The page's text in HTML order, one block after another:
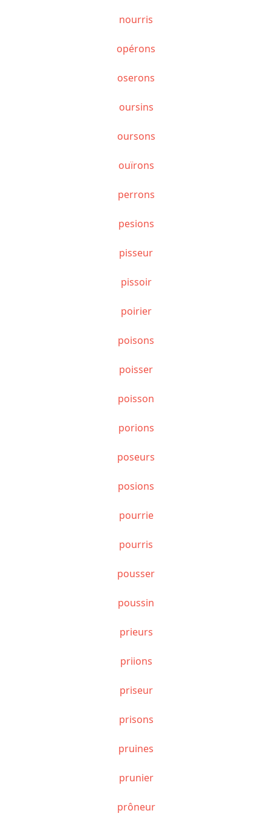
nourris
opérons
oserons
oursins
oursons
ouïrons
perrons
pesions
pisseur
pissoir
poirier
poisons
poisser
poisson
porions
poseurs
posions
pourrie
pourris
pousser
poussin
prieurs
priions
priseur
prisons
pruines
prunier
prôneur